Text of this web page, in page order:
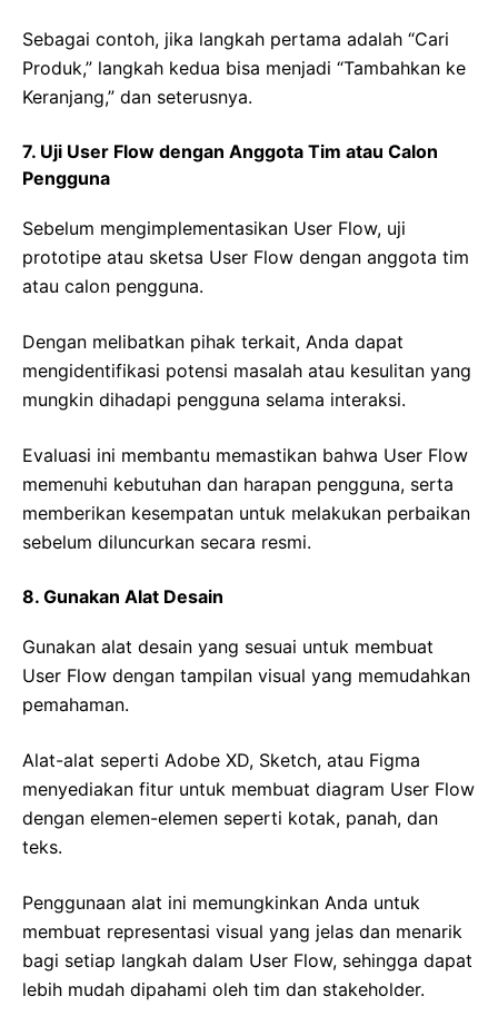
Sebagai contoh, jika langkah pertama adalah “Cari
Produk,” langkah kedua bisa menjadi “Tambahkan ke
Keranjang,” dan seterusnya.
7. Uji User Flow dengan Anggota Tim atau Calon
Pengguna
Sebelum mengimplementasikan User Flow, uji
prototipe atau sketsa User Flow dengan anggota tim
atau calon pengguna.
Dengan melibatkan pihak terkait, Anda dapat
mengidentifikasi potensi masalah atau kesulitan yang
mungkin dihadapi pengguna selama interaksi.
Evaluasi ini membantu memastikan bahwa User Flow
memenuhi kebutuhan dan harapan pengguna, serta
memberikan kesempatan untuk melakukan perbaikan
sebelum diluncurkan secara resmi.
8. Gunakan Alat Desain
Gunakan alat desain yang sesuai untuk membuat
User Flow dengan tampilan visual yang memudahkan
pemahaman.
Alat-alat seperti Adobe XD, Sketch, atau Figma
menyediakan fitur untuk membuat diagram User Flow
dengan elemen-elemen seperti kotak, panah, dan
teks.
Penggunaan alat ini memungkinkan Anda untuk
membuat representasi visual yang jelas dan menarik
bagi setiap langkah dalam User Flow, sehingga dapat
lebih mudah dipahami oleh tim dan stakeholder.